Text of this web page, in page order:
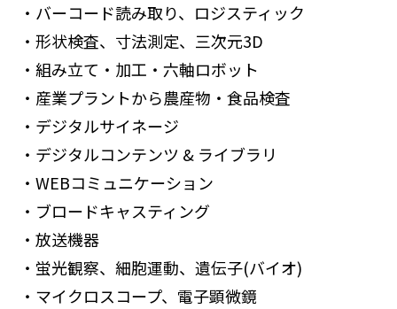
・バーコード読み取り、ロジスティック
・形状検査、寸法測定、三次元3D
・組み立て・加工・六軸ロボット
・産業プラントから農産物・食品検査
・デジタルサイネージ
・デジタルコンテンツ & ライブラリ
・WEBコミュニケーション
・ブロードキャスティング
・放送機器
・蛍光観察、細胞運動、遺伝子(バイオ)
・マイクロスコープ、電子顕微鏡